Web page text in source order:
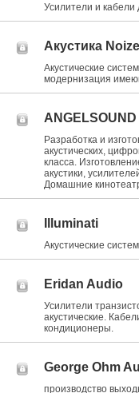
Усилители и кабели
Акустика
Акустические
модернизация
ANGELSOUND
Разработка и
акустических,
класса.
акустики,
Домашние
Illuminati
Акустические
Eridan Audio
Усилители
акустические.
кондиционеры.
George Ohm
производство